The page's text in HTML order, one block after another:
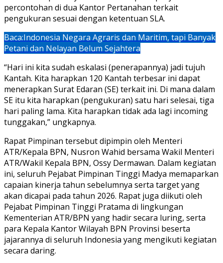
percontohan di dua Kantor Pertanahan terkait
pengukuran sesuai dengan ketentuan SLA.
Baca:Indonesia Negara Agraris dan Maritim, tapi Banyak
Petani dan Nelayan Belum Sejahtera
“Hari ini kita sudah eskalasi (penerapannya) jadi tujuh
Kantah. Kita harapkan 120 Kantah terbesar ini dapat
menerapkan Surat Edaran (SE) terkait ini. Di mana dalam
SE itu kita harapkan (pengukuran) satu hari selesai, tiga
hari paling lama. Kita harapkan tidak ada lagi incoming
tunggakan,” ungkapnya.
Rapat Pimpinan tersebut dipimpin oleh Menteri
ATR/Kepala BPN, Nusron Wahid bersama Wakil Menteri
ATR/Wakil Kepala BPN, Ossy Dermawan. Dalam kegiatan
ini, seluruh Pejabat Pimpinan Tinggi Madya memaparkan
capaian kinerja tahun sebelumnya serta target yang
akan dicapai pada tahun 2026. Rapat juga diikuti oleh
Pejabat Pimpinan Tinggi Pratama di lingkungan
Kementerian ATR/BPN yang hadir secara luring, serta
para Kepala Kantor Wilayah BPN Provinsi beserta
jajarannya di seluruh Indonesia yang mengikuti kegiatan
secara daring.